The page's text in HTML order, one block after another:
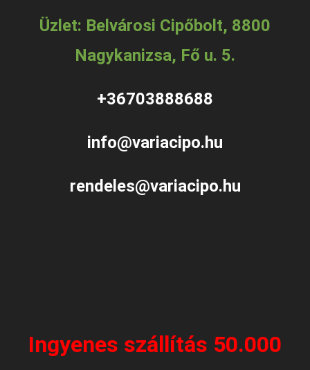
Üzlet: Belvárosi Cipőbolt, 8800
Nagykanizsa, Fő u. 5.
+36703888688
info@variacipo.hu
rendeles@variacipo.hu
Ingyenes szállítás 50.000